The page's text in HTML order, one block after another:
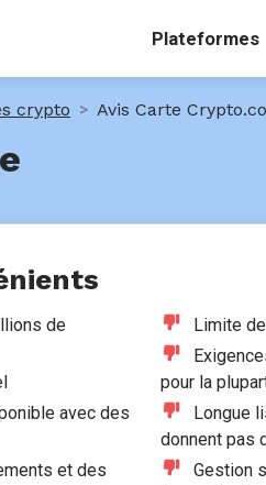
Plateformes
crypto Avis Carte
de
avec des
et des
Limite
pour la
Longue
donnent pas
Gestion